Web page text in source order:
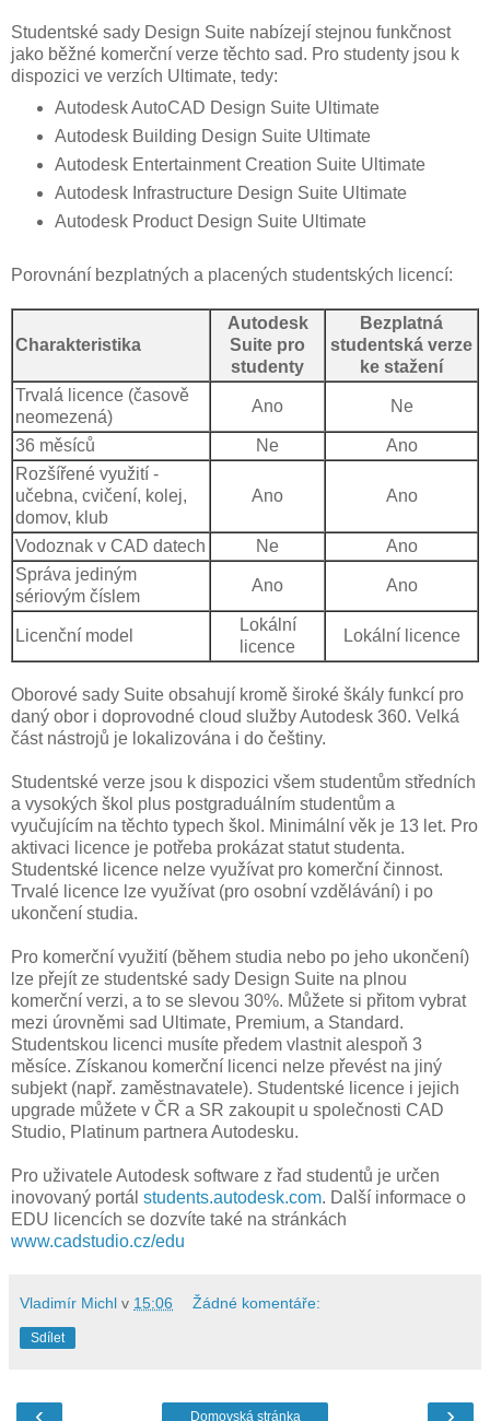
Studentské sady Design Suite nabízejí stejnou funkčnost
jako běžné komerční verze těchto sad. Pro studenty jsou k
dispozici ve verzích Ultimate, tedy:
Autodesk AutoCAD Design Suite Ultimate
Autodesk Building Design Suite Ultimate
Autodesk Entertainment Creation Suite Ultimate
Autodesk Infrastructure Design Suite Ultimate
Autodesk Product Design Suite Ultimate
Porovnání bezplatných a placených studentských licencí:
Charakteristika
Autodesk
Suite pro
studenty
Bezplatná
studentská verze
ke stažení
Trvalá licence (časově
neomezená)
Ano Ne
36 měsíců Ne
Ano
Rozšířené využití -
učebna, cvičení, kolej,
domov, klub
Ano Ano
Vodoznak v CAD datech Ne
Ano
Správa jediným
sériovým číslem
Ano Ano
Licenční model
Lokální
licence
Lokální licence
Oborové sady Suite obsahují kromě široké škály funkcí pro
daný obor i doprovodné cloud služby Autodesk 360. Velká
část nástrojů je lokalizována i do češtiny.
Studentské verze jsou k dispozici všem studentům středních
a vysokých škol plus postgraduálním studentům a
vyučujícím na těchto typech škol. Minimální věk je 13 let. Pro
aktivaci licence je potřeba prokázat statut studenta.
Studentské licence nelze využívat pro komerční činnost.
Trvalé licence lze využívat (pro osobní vzdělávání) i po
ukončení studia.
Pro komerční využití (během studia nebo po jeho ukončení)
lze přejít ze studentské sady Design Suite na plnou
komerční verzi, a to se slevou 30%. Můžete si přitom vybrat
mezi úrovněmi sad Ultimate, Premium, a Standard.
Studentskou licenci musíte předem vlastnit alespoň 3
měsíce. Získanou komerční licenci nelze převést na jiný
subjekt (např. zaměstnavatele). Studentské licence i jejich
upgrade můžete v ČR a SR zakoupit u společnosti CAD
Studio, Platinum partnera Autodesku.
Pro uživatele Autodesk software z řad studentů je určen
inovovaný portál students.autodesk.com. Další informace o
EDU licencích se dozvíte také na stránkách
www.cadstudio.cz/edu
Vladimír Michl v 15:06 Žádné komentáře:
Sdílet
‹ ›
Domovská stránka